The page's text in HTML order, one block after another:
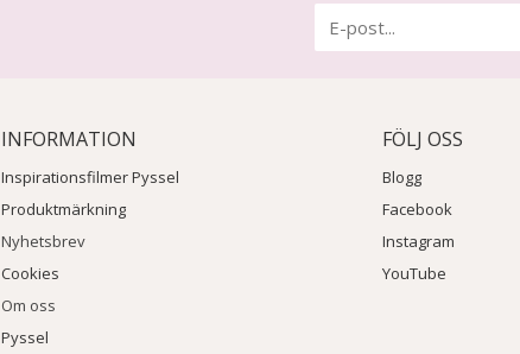
INFORMATION
Inspirationsfilmer Pyssel
Produktmärkning
Nyhetsbrev
Cookies
Om oss
Pyssel
FÖLJ OSS
Blogg
Facebook
Instagram
YouTube